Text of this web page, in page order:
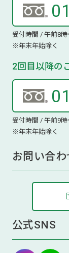
受付時間 / 午前8時
※年末年始除く
2回目以降の
受付時間 / 午前9時
※年末年始除く
お問い合わ
公式SNS